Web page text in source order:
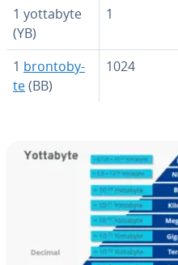
1 yottabyte
(YB)
1
1 bro­n­to­b­y­
te(BB)
1024